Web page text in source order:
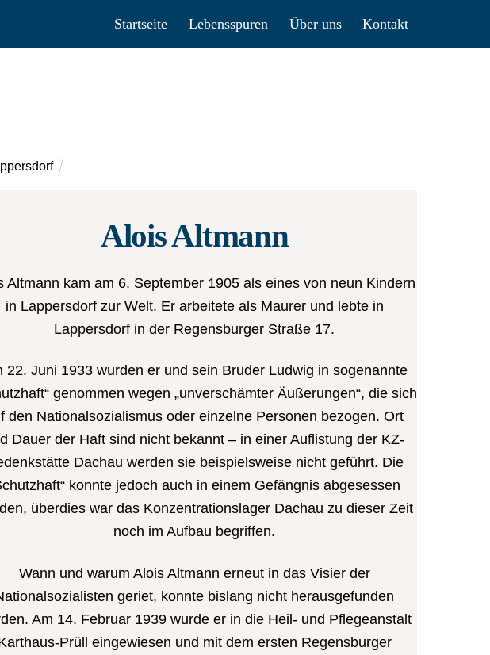
Startseite Lebensspuren Über uns Kontakt
Alois Altmann
Altmann kam am 6. September 1905 als eines von neun Kindern
in Lappersdorf zur Welt. Er arbeitete als Maurer und lebte in
Lappersdorf in der Regensburger Straße 17.
22. Juni 1933 wurden er und sein Bruder Ludwig in sogenannte
genommen wegen „unverschämter Äußerungen“, die sich
den Nationalsozialismus oder einzelne Personen bezogen. Ort
Dauer der Haft sind nicht bekannt – in einer Auflistung der KZ-
Dachau werden sie beispielsweise nicht geführt. Die
konnte jedoch auch in einem Gefängnis abgesessen
überdies war das Konzentrationslager Dachau zu dieser Zeit
noch im Aufbau begriffen.
Wann und warum Alois Altmann erneut in das Visier der
geriet, konnte bislang nicht herausgefunden
Am 14. Februar 1939 wurde er in die Heil- und Pflegeanstalt
Prüll eingewiesen und mit dem ersten Regensburger